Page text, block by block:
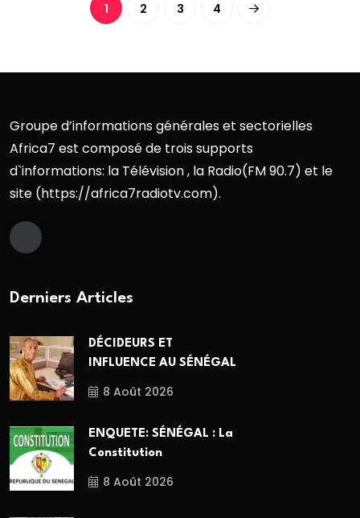
1 2 3 4
Groupe d’informations générales et sectorielles
Africa7 est composé de trois supports
d`informations: la Télévision , la Radio(FM 90.7) et le
site (https://africa7radiotv.com).
Derniers Articles
DÉCIDEURS ET
INFLUENCE AU SÉNÉGAL
8 Août 2026
ENQUETE: SÉNÉGAL : La
Constitution
8 Août 2026